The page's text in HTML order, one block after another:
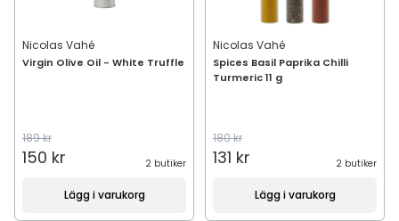
Nicolas Vahé
Virgin Olive Oil - White Truffle
189 kr
150 kr 2 butiker
Lägg i varukorg
Nicolas Vahé
Spices Basil Paprika Chilli
Turmeric 11 g
180 kr
131 kr 2 butiker
Lägg i varukorg